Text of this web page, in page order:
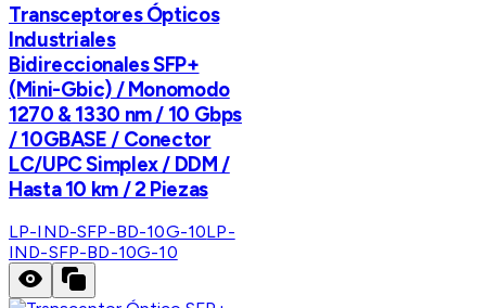
Transceptores Ópticos
Industriales
Bidireccionales SFP+
(Mini-Gbic) / Monomodo
1270 & 1330 nm / 10 Gbps
/ 10GBASE / Conector
LC/UPC Simplex / DDM /
Hasta 10 km / 2 Piezas
LP-IND-SFP-BD-10G-10LP-
IND-SFP-BD-10G-10